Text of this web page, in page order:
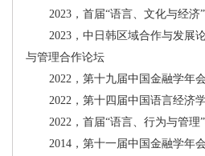
2023，首届“语言、文化与经
2023，中日韩区域合作与发展
与管理合作论坛
2022，第十九届中国金融学年会
2022，第十四届中国语言经济
2022，首届“语言、行为与管理
2014，第十一届中国金融学年会